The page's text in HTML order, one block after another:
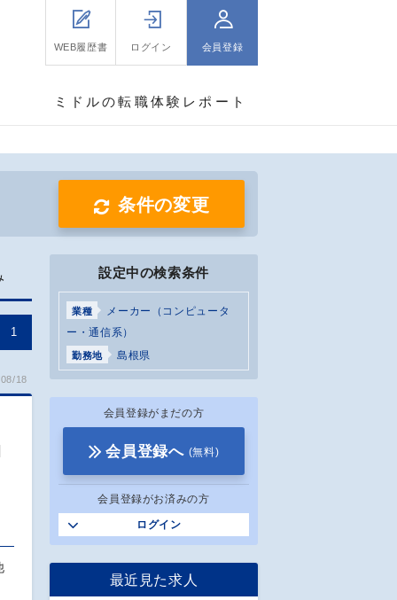
WEB履歴書 ログイン 会員登録
ミドルの転職体験レポート
条件の変更
1
18
設定中の検索条件
業種
メーカー（コンピュータ
ー・通信系）
勤務地 島根県
会員登録がまだの方
会員登録へ (無料)
会員登録がお済みの方
ログイン
最近見た求人